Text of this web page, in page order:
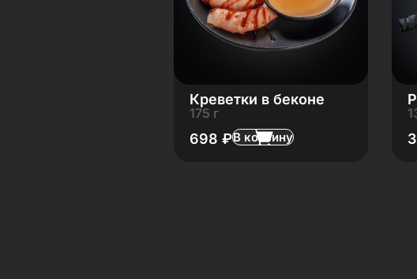
Креветки в беконе
175 г
698 ₽В корзину